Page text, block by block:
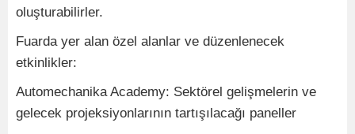
oluşturabilirler.
Fuarda yer alan özel alanlar ve düzenlenecek
etkinlikler:
Automechanika Academy: Sektörel gelişmelerin ve
gelecek projeksiyonlarının tartışılacağı paneller